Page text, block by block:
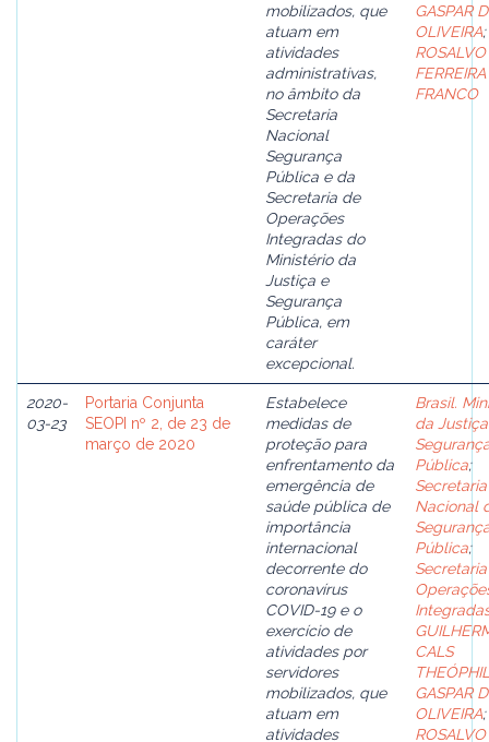
mobilizados, que
atuam em
atividades
administrativas,
no âmbito da
Secretaria
Nacional
Segurança
Pública e da
Secretaria de
Operações
Integradas do
Ministério da
Justiça e
Segurança
Pública, em
caráter
excepcional.
GASPAR
OLIVEIRA;
ROSALVO
FERREIRA
FRANCO
2020-
03-23
Portaria Conjunta
SEOPI nº 2, de 23 de
março de 2020
Estabelece
medidas de
proteção para
enfrentamento da
emergência de
saúde pública de
importância
internacional
decorrente do
coronavírus
COVID-19 e o
exercício de
atividades por
servidores
mobilizados, que
atuam em
atividades
Brasil.
da
Pública;
Secretaria
Nacional
Pública;
CALS
GASPAR
OLIVEIRA;
ROSALVO